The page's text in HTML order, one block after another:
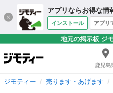
アプリならお得な情
インストール アプリ
地元の掲示板 ジ
鹿児島
ジモティー 売ります・あげます